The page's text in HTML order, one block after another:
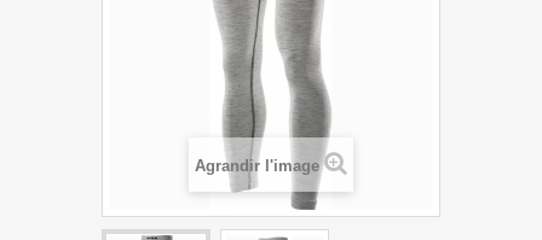
Agrandir l'image